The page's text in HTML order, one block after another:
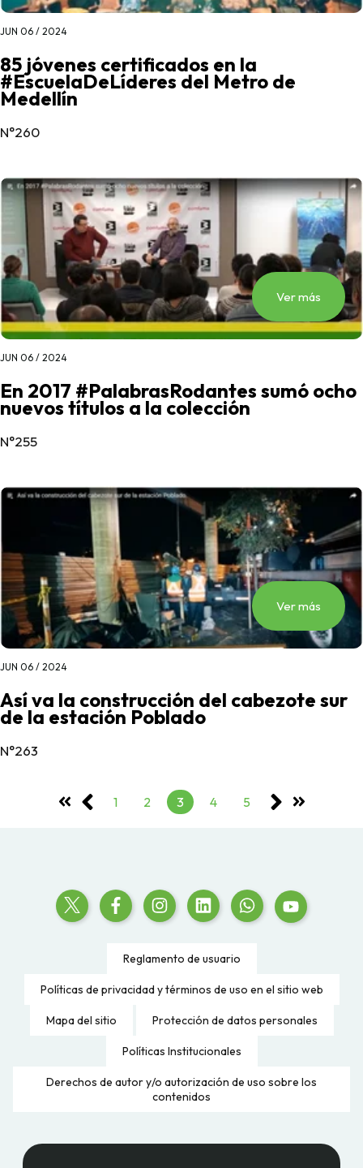
JUN 06 / 2024
85 jóvenes certificados en la
#EscuelaDeLíderes del Metro de
Medellín
N°260
Ver más
JUN 06 / 2024
En 2017 #PalabrasRodantes sumó ocho
nuevos títulos a la colección
N°255
Ver más
JUN 06 / 2024
Así va la construcción del cabezote sur
de la estación Poblado
N°263
1 2 3 4 5
Reglamento de usuario
Políticas de privacidad y términos de uso en el sitio web
Mapa del sitio Protección de datos personales
Políticas Institucionales
Derechos de autor y/o autorización de uso sobre los
contenidos